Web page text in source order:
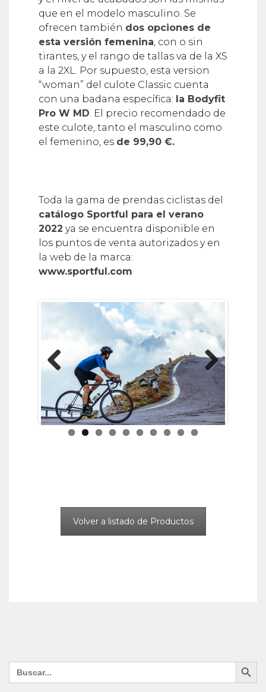
que en el modelo masculino. Se
ofrecen también dos opciones de
esta versión femenina, con o sin
tirantes, y el rango de tallas va de la XS
a la 2XL. Por supuesto, esta version
“woman” del culote Classic cuenta
con una badana específica: la Bodyfit
Pro W MD. El precio recomendado de
este culote, tanto el masculino como
el femenino, es de 99,90 €.
Toda la gama de prendas ciclistas del
catálogo Sportful para el verano
2022 ya se encuentra disponible en
los puntos de venta autorizados y en
la web de la marca:
www.sportful.com
Previous Next
Volver a listado de Productos
Search
for:
Search Button